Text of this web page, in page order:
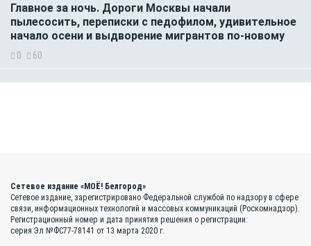
Главное за ночь. Дороги Москвы начали
пылесосить, переписки с педофилом, удивительное
начало осени и выдворение мигрантов по-новому
0 60
Сетевое издание «МОЁ! Белгород»
Сетевое издание, зарегистрировано Федеральной службой по надзору в сфере
связи, информационных технологий и массовых коммуникаций (Роскомнадзор).
Регистрационный номер и дата принятия решения о регистрации:
серия Эл №ФС77-78141 от 13 марта 2020 г.